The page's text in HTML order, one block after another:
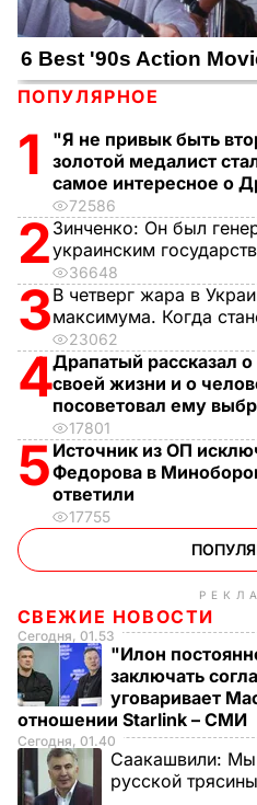
ПОПУЛЯРНОЕ
1
"Я не привык быть
золотой медалист
самое интересное о
72586
2 Зинченко: Он был
украинским
36648
3В четверг жара в
максимума. Когда
23062
4Драпатый рассказал
своей жизни и о
посоветовал ему
17801
5 Источник из ОП
Федорова в
ответили
17755
СВЕЖИЕ НОВОСТИ
Сегодня, 01.53
"Илон
заключать
уговаривает
отношении Starlink – СМИ
Сегодня, 01.40
Саакашвили: Мы
русской